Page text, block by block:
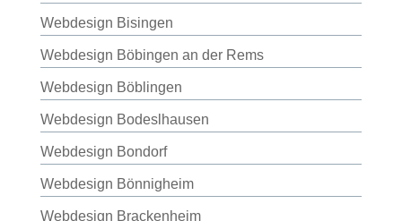
Webdesign Bisingen
Webdesign Böbingen an der Rems
Webdesign Böblingen
Webdesign Bodeslhausen
Webdesign Bondorf
Webdesign Bönnigheim
Webdesign Brackenheim